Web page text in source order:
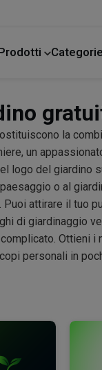
la
un
logo del giardino
o al
attirare il tuo
di giardinaggio
Ottieni i
personali in